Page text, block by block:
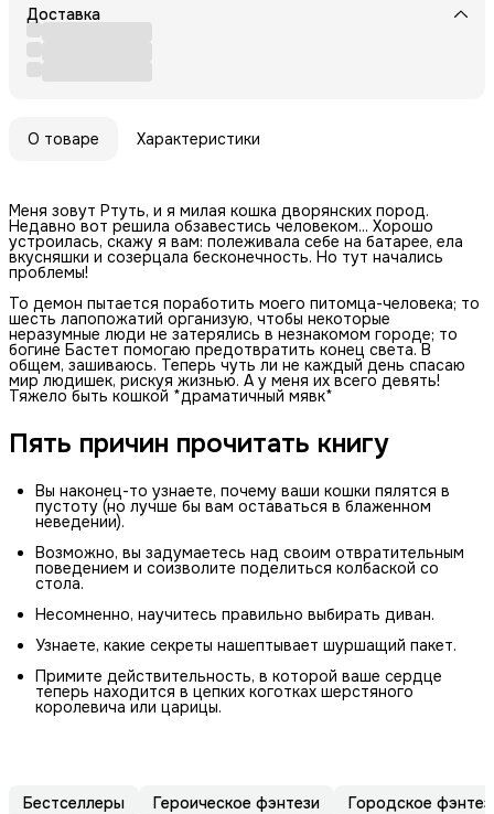
Доставка
О товаре Характеристики
Меня зовут Ртуть, и я милая кошка дворянских пород.
Недавно вот решила обзавестись человеком... Хорошо
устроилась, скажу я вам: полеживала себе на батарее, ела
вкусняшки и созерцала бесконечность. Но тут начались
проблемы!
То демон пытается поработить моего питомца-человека; то
шесть лапопожатий организую, чтобы некоторые
неразумные люди не затерялись в незнакомом городе; то
богине Бастет помогаю предотвратить конец света. В
общем, зашиваюсь. Теперь чуть ли не каждый день спасаю
мир людишек, рискуя жизнью. А у меня их всего девять!
Тяжело быть кошкой *драматичный мявк*
Пять причин прочитать книгу
Вы наконец-то узнаете, почему ваши кошки пялятся в
пустоту (но лучше бы вам оставаться в блаженном
неведении).
Возможно, вы задумаетесь над своим отвратительным
поведением и соизволите поделиться колбаской со
стола.
Несомненно, научитесь правильно выбирать диван.
Узнаете, какие секреты нашептывает шуршащий пакет.
Примите действительность, в которой ваше сердце
теперь находится в цепких коготках шерстяного
королевича или царицы.
Бестселлеры Героическое фэнтези Городское